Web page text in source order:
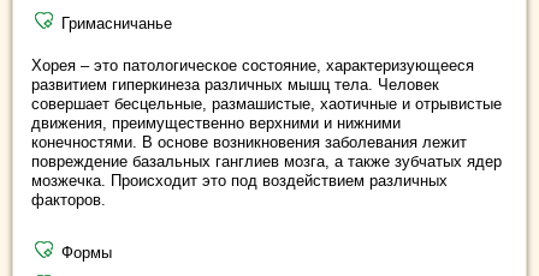
Гримасничанье
Хорея – это патологическое состояние, характеризующееся
развитием гиперкинеза различных мышц тела. Человек
совершает бесцельные, размашистые, хаотичные и отрывистые
движения, преимущественно верхними и нижними
конечностями. В основе возникновения заболевания лежит
повреждение базальных ганглиев мозга, а также зубчатых ядер
мозжечка. Происходит это под воздействием различных
факторов.
Формы